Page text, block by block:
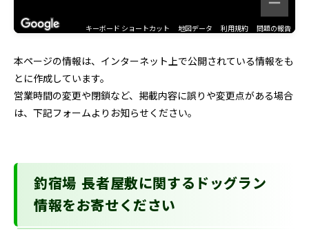
キーボード ショートカット 地図データ 利用規約 問題の報告
本ページの情報は、インターネット上で公開されている情報をも
とに作成しています。
営業時間の変更や閉鎖など、掲載内容に誤りや変更点がある場合
は、下記フォームよりお知らせください。
釣宿場 長者屋敷に関するドッグラン
情報をお寄せください